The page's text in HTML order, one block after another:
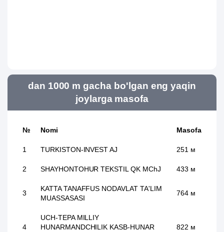
dan 1000 m gacha bo'lgan eng yaqin
joylarga masofa
№ Nomi Masofa
1 TURKISTON-INVEST AJ 251 м
2 SHAYHONTOHUR TEKSTIL QK MChJ 433 м
3
KATTA TANAFFUS NODAVLAT TA'LIM
MUASSASASI
764 м
4
UCH-TEPA MILLIY
HUNARMANDCHILIK KASB-HUNAR
822 м